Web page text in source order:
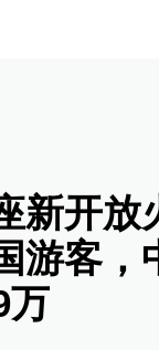
新开放
游客，
万